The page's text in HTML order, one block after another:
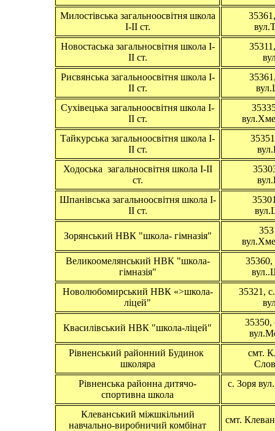
Милостівська загальноосвітня школа
І-ІІ ст.
Новостаська загальносвітня школа І-
ІІ ст.
Рисвянська загальноосвітня школа І-
ІІ ст.
Сухівецька загальноосвітня школа І-
ІІ ст.
Тайкурська загальноосвітня школа І-
ІІ ст.
Ходоська загальносвітня школа І-ІІ
ст.
Шпанівська загальноосвітня школа І-
ІІ ст.
Зорянський НВК "школа- гімназія"
Великоомелянський НВК "школа-
гімназія"
Новолюбомирський НВК «>школа-
ліцей"
35321,
Квасилівський НВК "школа-ліцей"
35350,
Рівненський районний Будинок
школяра
смт.
Рівненська районна дитячо-
спортивна школа
с. Зоря
Клеванський міжшкільний
навчально-виробничий комбінат
смт.